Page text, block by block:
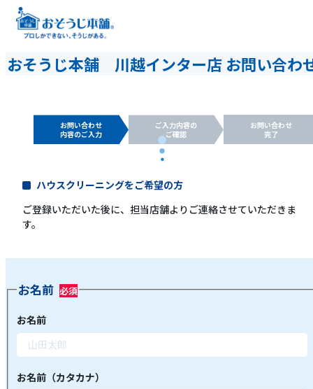
おそうじ本舗 川越インター店 お問い合わ
お問い合わせ
内容のご入力
ご入力内容の
ご確認
お問い合わせ
完了
ハウスクリーニングをご希望の方
ご登録いただいた後に、担当店舗よりご連絡させていただきま
す。
お名前
お名前
お名前（カタカナ）